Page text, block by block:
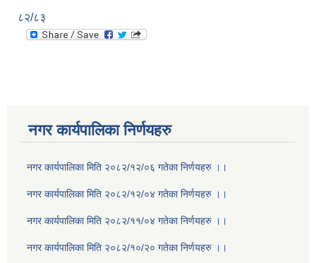
८२/८३
नगर कार्यपालिका निर्णयहरु
नगर कार्यपालिका मिति २०८२/१२/०६ गतेका निर्णयहरु ।।
नगर कार्यपालिका मिति २०८२/१२/०४ गतेका निर्णयहरु ।।
नगर कार्यपालिका मिति २०८२/११/०४ गतेका निर्णयहरु ।।
नगर कार्यपालिका मिति २०८२/१०/२० गतेका निर्णयहरु ।।